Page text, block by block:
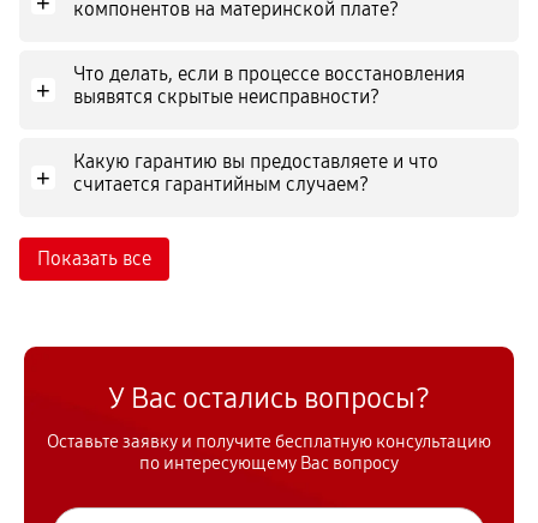
компонентов на материнской плате?
+
Что делать, если в процессе восстановления
выявятся скрытые неисправности?
+
Какую гарантию вы предоставляете и что
считается гарантийным случаем?
Показать все
У Вас остались вопросы?
Оставьте заявку и получите бесплатную консультацию
по интересующему Вас вопросу